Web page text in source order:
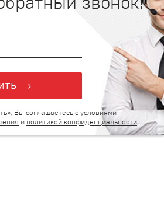
звонок!
Вы соглашаетесь с условиями
и политикой конфиденциальности